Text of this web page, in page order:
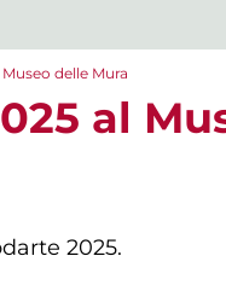
delle Mura
al
2025.